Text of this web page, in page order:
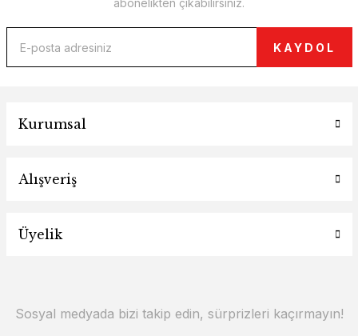
abonelikten çıkabilirsiniz.
KAYDOL
Kurumsal
Alışveriş
Üyelik
Sosyal medyada bizi takip edin, sürprizleri kaçırmayın!